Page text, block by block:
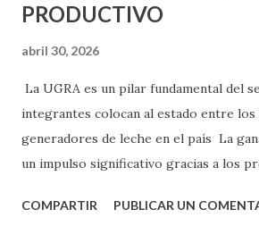
PRODUCTIVO
abril 30, 2026
La UGRA es un pilar fundamental del
integrantes colocan al estado entre
generadores de leche en el país La
un impulso significativo gracias a los
muestra de su respaldo firme y
COMPARTIR PUBLICAR UN